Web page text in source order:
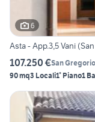
6
Asta - App.3,5 Vani
107.250 €San
90 mq3 Locali1° Piano1